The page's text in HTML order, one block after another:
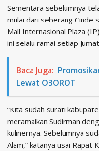
Sementara sebelumnya
mulai dari seberang Cinde
Mall Internasional Plaza
ini selalu ramai setiap
Baca Juga:
Lewat OBOROT
“Kita sudah surati
meramaikan Sudirman
kulinernya. Sebelumnya
Alam,” katanya usai Rapat